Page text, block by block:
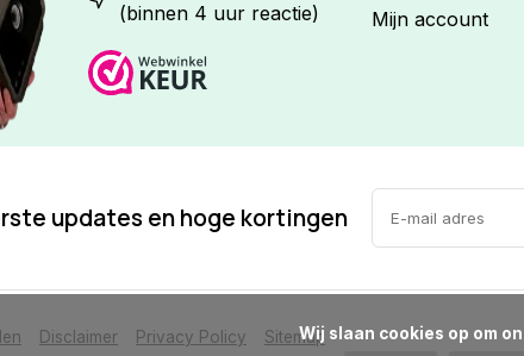
(binnen 4 uur reactie)
Mijn account
updates en hoge kortingen
Disclaimer Privacy Policy Sitemap
            Wij slaan cookies op om onze website te verbeteren. Is dat akkoord?